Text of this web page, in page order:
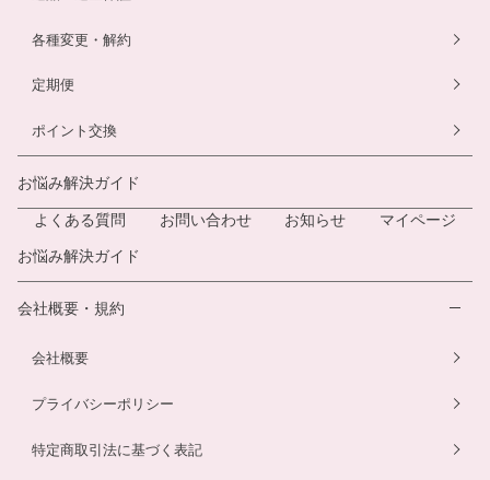
各種変更・解約
定期便
ポイント交換
お悩み解決ガイド
よくある質問
お問い合わせ お知らせ
マイページ
お悩み解決ガイド
会社概要・規約
会社概要
プライバシーポリシー
特定商取引法に基づく表記